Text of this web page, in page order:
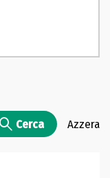
Cerca Azzera